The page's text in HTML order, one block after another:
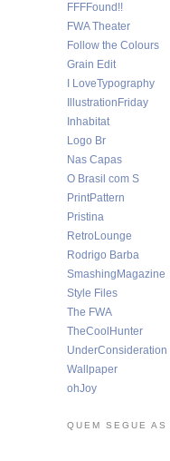
FFFFound!!
FWA Theater
Follow the Colours
Grain Edit
I LoveTypography
IllustrationFriday
Inhabitat
Logo Br
Nas Capas
O Brasil com S
PrintPattern
Pristina
RetroLounge
Rodrigo Barba
SmashingMagazine
Style Files
The FWA
TheCoolHunter
UnderConsideration
Wallpaper
ohJoy
QUEM SEGUE